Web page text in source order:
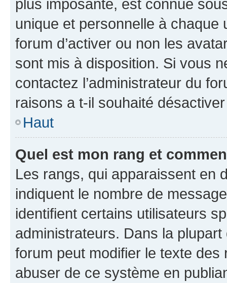
plus imposante, est connue
unique et personnelle à chaque
forum d’activer ou non les
sont mis à disposition. Si vous
contactez l’administrateur du
raisons a t-il souhaité
Haut
Quel est mon rang et
Les rangs, qui apparaissent en
indiquent le nombre de
identifient certains utilisateurs
administrateurs. Dans la
forum peut modifier le texte
abuser de ce système en